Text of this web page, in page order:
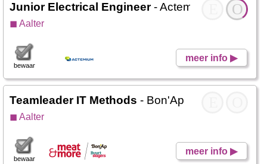
O
Junior Electrical Engineer- Actemium
◼ Aalter
meer info ▶
bewaar
Teamleader IT Methods - Bon'Ap
◼ Aalter
meer info ▶
bewaar